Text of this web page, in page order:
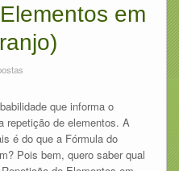
em
que informa o
repetição de elementos. A
é do que a Fórmula do
Pois bem, quero saber qual